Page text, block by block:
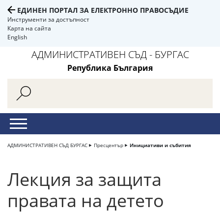
ЕДИНЕН ПОРТАЛ ЗА ЕЛЕКТРОННО ПРАВОСЪДИЕ
Инструменти за достъпност
Карта на сайта
English
АДМИНИСТРАТИВЕН СЪД - БУРГАС
Република България
АДМИНИСТРАТИВЕН СЪД БУРГАС Пресцентър Инициативи и събития
Лекция за защита
правата на детето